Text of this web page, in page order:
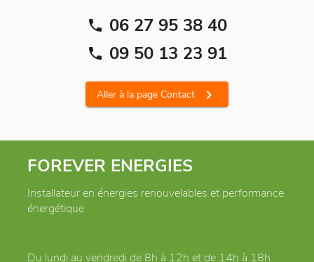
phone 06 27 95 38 40
phone 09 50 13 23 91
Aller à la page Contact chevron_right
FOREVER ENERGIES
Installateur en énergies renouvelables et performance
énergétique
Du lundi au vendredi de 8h à 12h et de 14h à 18h